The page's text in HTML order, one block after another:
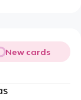
New cards